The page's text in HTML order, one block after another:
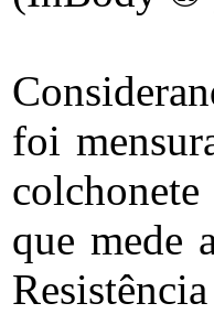
foi
colchonete
que mede